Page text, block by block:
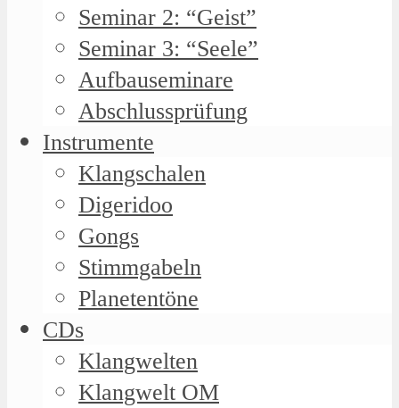
Seminar 2: “Geist”
Seminar 3: “Seele”
Aufbauseminare
Abschlussprüfung
Instrumente
Klangschalen
Digeridoo
Gongs
Stimmgabeln
Planetentöne
CDs
Klangwelten
Klangwelt OM